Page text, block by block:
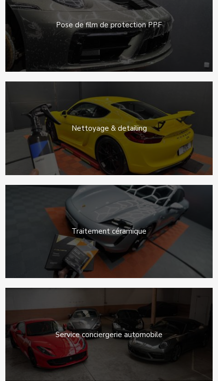
Pose de film de protection PPF
Nettoyage & detailing
Traitement céramique
Service conciergerie automobile